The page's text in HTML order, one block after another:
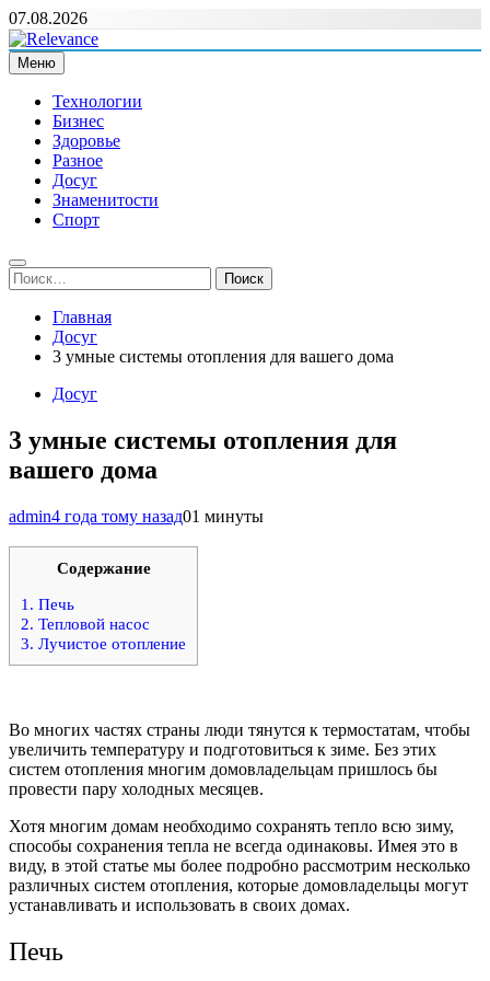
Перейти
к
содержимому
07.08.2026
Relevance
Релевантні новини — саме те, що вам потрібно
Меню
Технологии
Бизнес
Здоровье
Разное
Досуг
Знаменитости
Спорт
Найти:
Главная
Досуг
3 умные системы отопления для вашего дома
Досуг
3 умные системы отопления для
вашего дома
admin4 года тому назад01 минуты
Содержание
1. Печь
2. Тепловой насос
3. Лучистое отопление
Во многих частях страны люди тянутся к термостатам, чтобы
увеличить температуру и подготовиться к зиме. Без этих
систем отопления многим домовладельцам пришлось бы
провести пару холодных месяцев.
Хотя многим домам необходимо сохранять тепло всю зиму,
способы сохранения тепла не всегда одинаковы. Имея это в
виду, в этой статье мы более подробно рассмотрим несколько
различных систем отопления, которые домовладельцы могут
устанавливать и использовать в своих домах.
Печь